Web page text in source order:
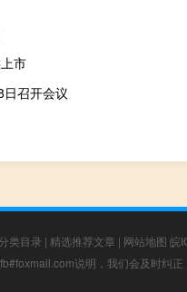
市
召开会议
类目录 | 精选推荐文章 | 网站地图 皖
说明，我们会及时纠正